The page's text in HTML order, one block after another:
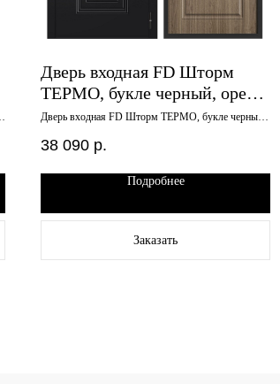
Дверь входная FD Шторм
ТЕРМО, букле черный, орех
пекан, 960х2050, правая
Дверь входная FD Шторм ТЕРМО, букле черный,
38 090 р.
Подробнее
Заказать